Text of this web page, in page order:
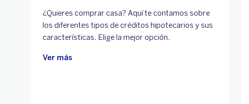
¿Quieres comprar casa? Aquí te contamos sobre
los diferentes tipos de créditos hipotecarios y sus
características. Elige la mejor opción.
Ver más